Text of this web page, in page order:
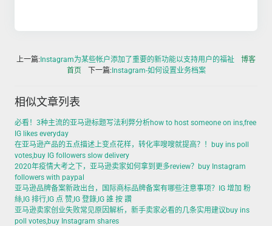
上一篇:Instagram为某些帐户添加了重要的新功能以支持用户的福祉
博客
首页
下一篇:Instagram-如何设置业务档案
相似文章列表
必看！3种主流的亚马逊标题写法利弊分析how to host someone on ins,free
IG likes everyday
在亚马逊产品的五点描述上变点花样，转化率嗖嗖就提高？！buy ins poll
votes,buy IG followers slow delivery
2020年疫情大考之下，亚马逊卖家如何拿到更多review？buy Instagram
followers with paypal
亚马逊品牌备案新政出台，国际商标品牌备案有哪些注意事项？IG 增加 粉
絲,IG 排行,IG 点 赞,IG 登錄,IG 誰 按 讚
亚马逊卖家创业失败常见原因解析，新手卖家必看的几条实用建议buy ins
poll votes,buy Instagram shares